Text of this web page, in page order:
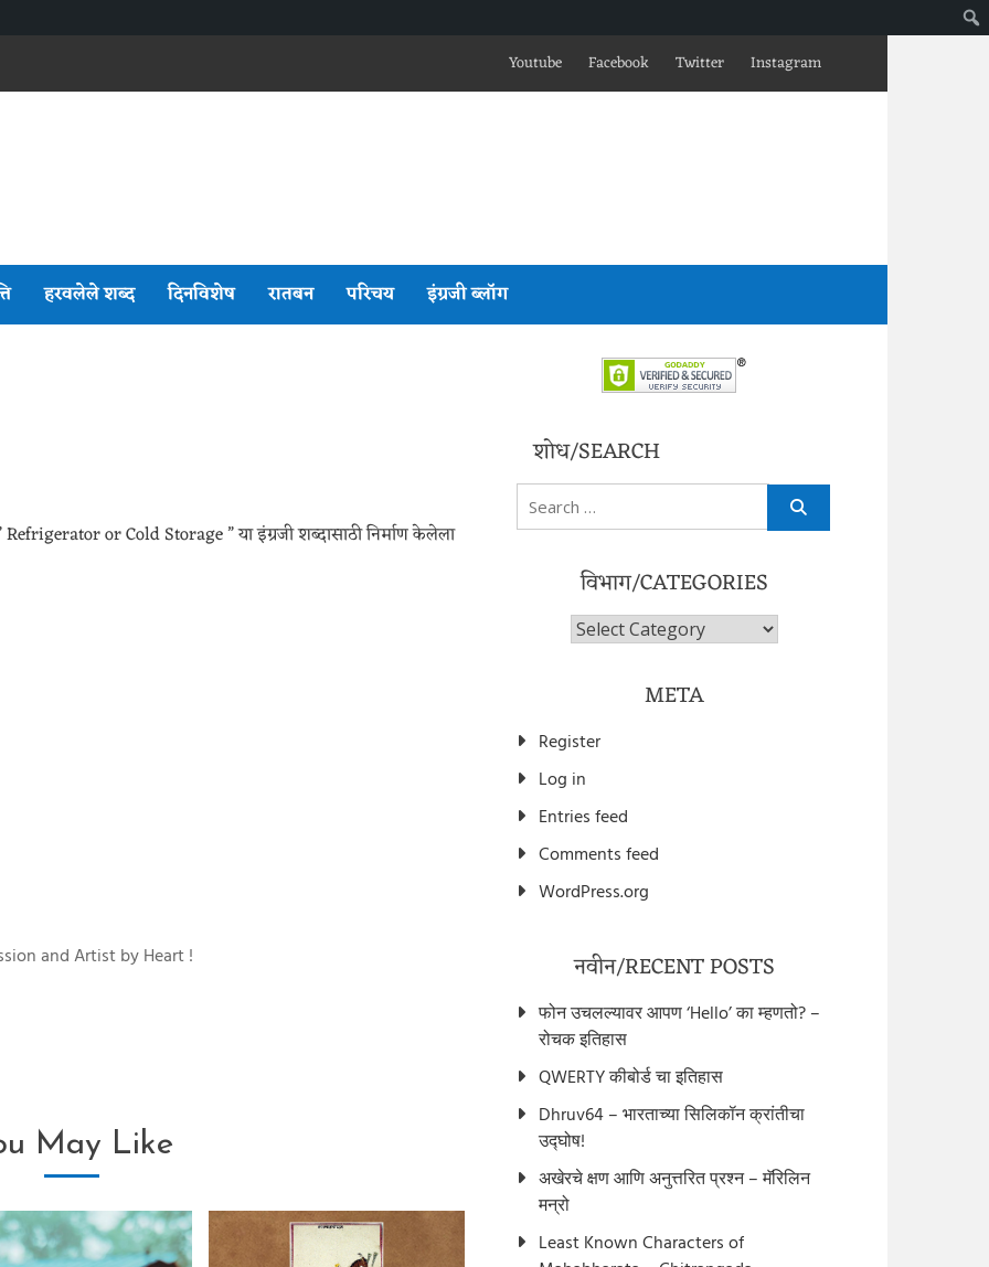
Youtube Facebook Twitter Instagram
हरवलेले शब्द दिनविशेष रातबन परिचय इंग्रजी ब्लॉग
Refrigerator or Cold Storage ” या इंग्रजी शब्दासाठी निर्माण केलेला
and Artist by Heart !
May Like
शोध/SEARCH
Search
for:
विभाग/CATEGORIES
विभाग/Categories
META
Register
Log in
Entries feed
Comments feed
WordPress.org
नवीन/RECENT POSTS
फोन उचलल्यावर आपण ‘Hello’ का म्हणतो? –
रोचक इतिहास
QWERTY कीबोर्ड चा इतिहास
Dhruv64 – भारताच्या सिलिकॉन क्रांतीचा
उद्घोष!
अखेरचे क्षण आणि अनुत्तरित प्रश्न – मॅरिलिन
मन्रो
Least Known Characters of